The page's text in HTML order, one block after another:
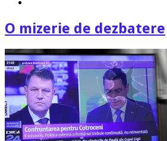
O mizerie de dezbatere